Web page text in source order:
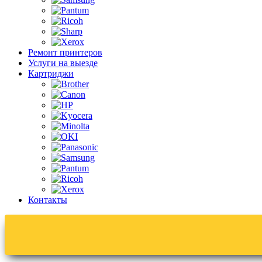
Ремонт принтеров
Услуги на выезде
Картриджи
Контакты